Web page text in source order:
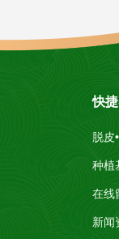
快
脱皮
种植
在线
新闻